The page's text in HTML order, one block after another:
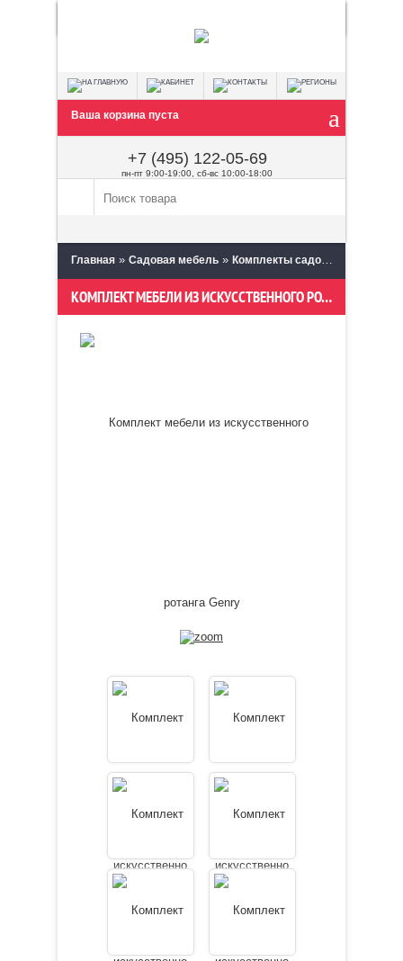
Ваша корзина пуста
+7 (495) 122-05-69
пн-пт 9:00-19:00, сб-вс 10:00-18:00
Главная » Садовая мебель » Комплекты садовой мебели
КОМПЛЕКТ МЕБЕЛИ ИЗ ИСКУССТВЕННОГО РОТАНГА GENRY